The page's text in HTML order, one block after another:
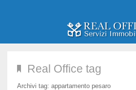
Immobili in
Real Office tag
Archivi tag: appartamento pesaro